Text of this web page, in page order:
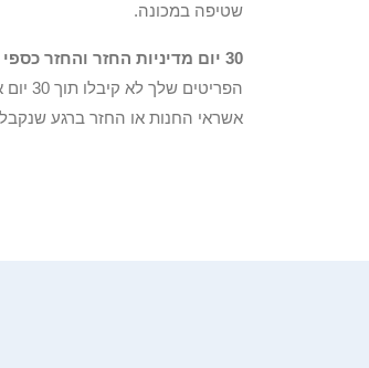
שטיפה במכונה.
30 יום מדיניות החזר והחזר כספי
אשראי החנות או החזר ברגע